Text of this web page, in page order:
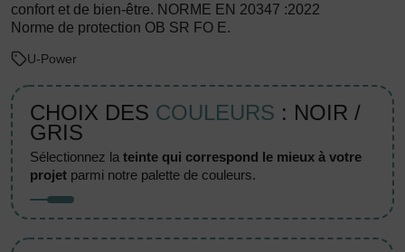
confort et de bien-être. NORME EN 20347 :2022
Norme de protection OB SR FO E.
U-Power
CHOIX DES COULEURS : NOIR /
GRIS
sélectionnez lateinte qui correspond le mieux à votre
projet parmi notre palette de couleurs.